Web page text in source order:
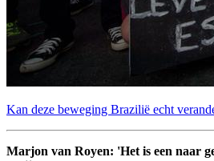
Kan deze beweging Brazilië echt
Marjon van Royen: 'Het is een naar